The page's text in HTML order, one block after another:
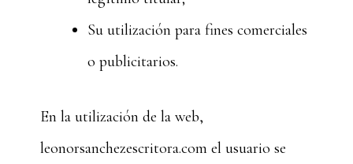
Su utilización para fines comerciales
o publicitarios.
En la utilización de la web,
leonorsanchezescritora.com el usuario se